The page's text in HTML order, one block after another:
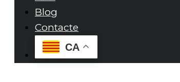
Blog
Contacte
CA